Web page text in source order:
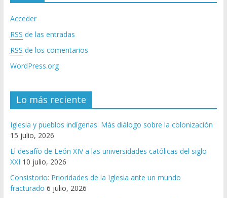
Acceder
RSS de las entradas
RSS de los comentarios
WordPress.org
Lo más reciente
Iglesia y pueblos indígenas: Más diálogo sobre la colonización
15 julio, 2026
El desafío de León XIV a las universidades católicas del siglo
XXI 10 julio, 2026
Consistorio: Prioridades de la Iglesia ante un mundo
fracturado 6 julio, 2026